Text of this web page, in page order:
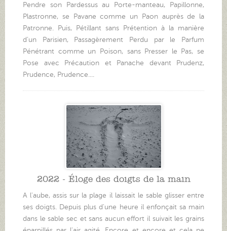
Pendre son Pardessus au Porte-manteau, Papillonne,
Plastronne, se Pavane comme un Paon auprès de la
Patronne. Puis, Pétillant sans Prétention à la manière
d’un Parisien, Passagèrement Perdu par le Parfum
Pénétrant comme un Poison, sans Presser le Pas, se
Pose avec Précaution et Panache devant Prudenz,
Prudence, Prudence....
2022 - Éloge des doigts de la main
A l'aube, assis sur la plage il laissait le sable glisser entre
ses doigts. Depuis plus d'une heure il enfonçait sa main
dans le sable sec et sans aucun effort il suivait les grains